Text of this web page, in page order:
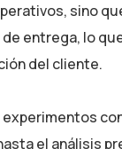
sino
entrega, lo
del cliente.
el análisis